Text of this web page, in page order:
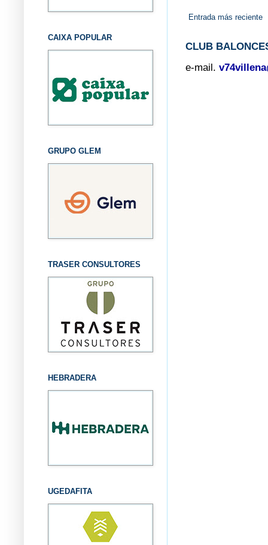
Entrada más reciente
CLUB
e-mail.
CAIXA POPULAR
GRUPO GLEM
TRASER CONSULTORES
HEBRADERA
UGEDAFITA